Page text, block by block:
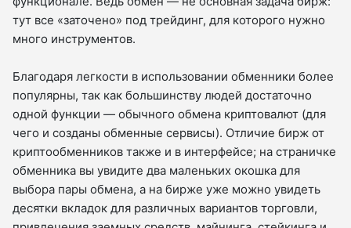
тут все «заточено» под трейдинг, для которого нужно
много инструментов.
Благодаря легкости в использовании обменники более
популярны, так как большинству людей достаточно
одной функции — обычного обмена криптовалют (для
чего и созданы обменные сервисы). Отличие бирж от
криптообменников также и в интерфейсе; на страничке
обменника вы увидите два маленьких окошка для
выбора пары обмена, а на бирже уже можно увидеть
десятки вкладок для различных вариантов торговли,